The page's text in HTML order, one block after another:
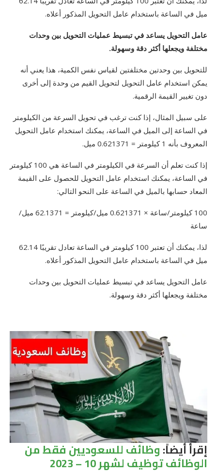
ميل في الساعة باستخدام عامل التحويل المذكور أعلاه.
عامل التحويل يساعد في تبسيط عمليات التحويل بين وحدات
مختلفة ويجعلها أكثر دقة وسهولة.
للتحويل بين وحدتين مختلفتين لقياس نفس الكمية، هذا يعني أنه
يمكن استخدام عامل التحويل لتحويل القيم من وحدة إلى أخرى
دون تغيير القيمة الرقمية.
على سبيل المثال، إذا كنت ترغب في تحويل السرعة من الكيلومتر
في الساعة إلى الميل في الساعة، يمكنك استخدام عامل التحويل
المعروف بأنه 1 كيلومتر = 0.621371 ميل.
إذا كنت تعلم أن السرعة في الكيلومتر في الساعة هي 100 كيلومتر
في الساعة، يمكنك استخدام عامل التحويل للحصول على القيمة
المعاد حسابها بالميل في الساعة على النحو التالي:
100 كيلومتر/ساعة × 0.621371 ميل/كيلومتر = 62.1371 ميل/
ساعة
لذا، يمكنك أن تعتبر 100 كيلومتر في الساعة تعادل تقريبًا 62.14
ميل في الساعة باستخدام عامل التحويل المذكور أعلاه.
عامل التحويل يساعد في تبسيط عمليات التحويل بين وحدات
مختلفة ويجعلها أكثر دقة وسهولة.
إقرأ أيضاً:وظائف للسعوديين فقط من
الوظائف توظيف لشهر 10 – 2023